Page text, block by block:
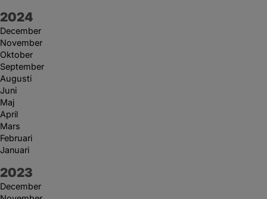
År:
2024
December
November
Oktober
September
Augusti
Juni
Maj
April
Mars
Februari
Januari
År:
2023
December